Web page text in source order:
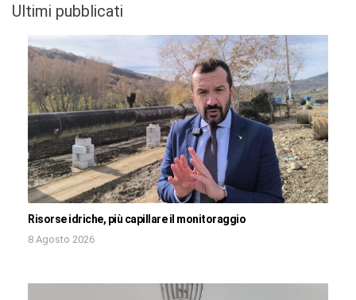
Ultimi pubblicati
Risorse idriche, più capillare il monitoraggio
8 Agosto 2026